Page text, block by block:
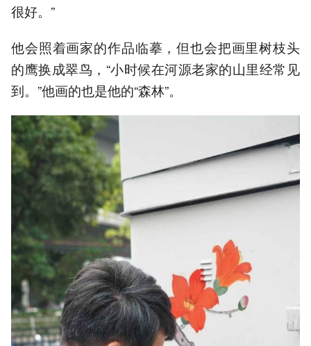
很好。”
他会照着画家的作品临摹，但也会把画里树枝头
的鹰换成翠鸟，“小时候在河源老家的山里经常见
到。”他画的也是他的“森林”。